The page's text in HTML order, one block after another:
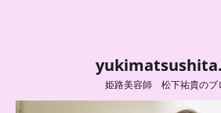
姫路美容師 松下祐貴の